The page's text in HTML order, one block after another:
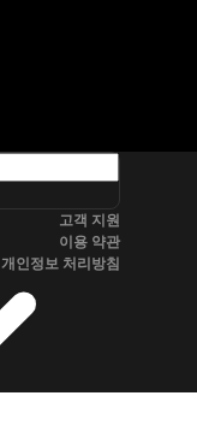
고객 지원
이용 약관
개인정보 처리방침